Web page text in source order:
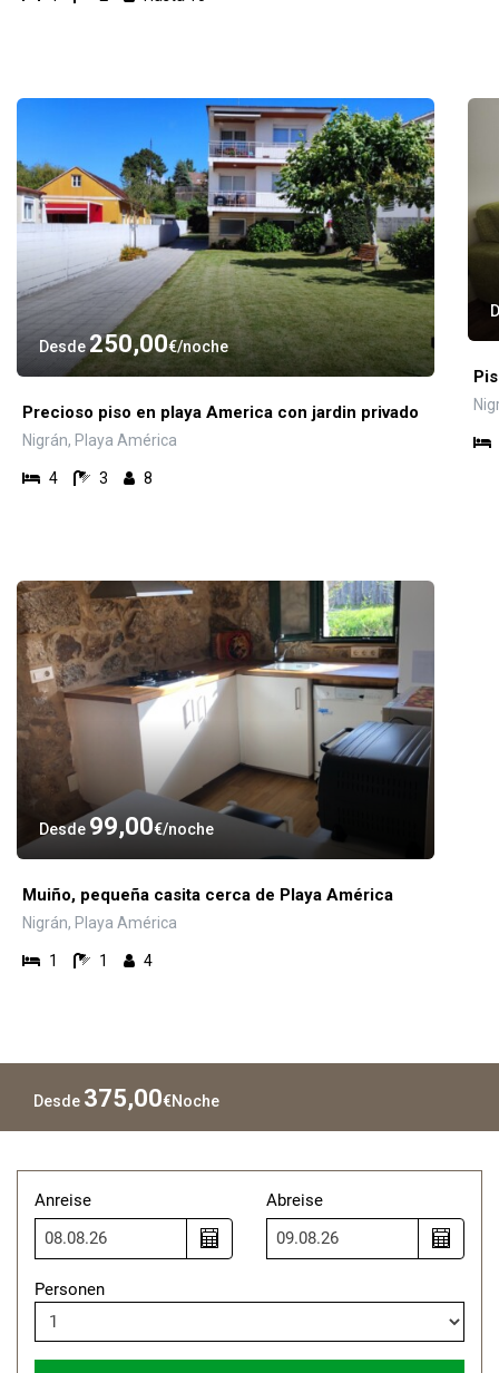
Desde250,00€ noche
Precioso piso en playa America con jardin privado
Nigrán, Playa América
4 3 8
Desde 99,00€ noche
Muiño, pequeña casita cerca de Playa América
Nigrán, Playa América
1 1 4
Desde 375,00€Noche